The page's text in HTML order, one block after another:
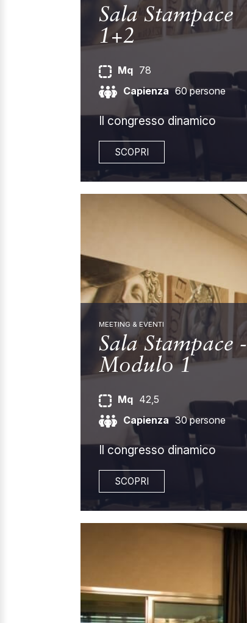
Sala Stampace
1+2
Mq 78
Capienza 60 persone
Il congresso dinamico
SCOPRI
MEETING & EVENTI
Sala Stampace -
Modulo 1
Mq 42,5
Capienza 30 persone
Il congresso dinamico
SCOPRI